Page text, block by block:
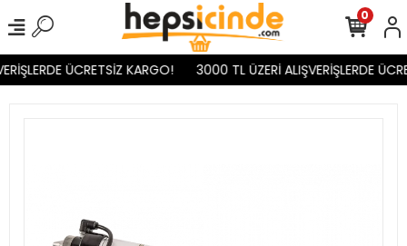
ÜCRETSİZ KARGO! 3000 TL ÜZERİ ALIŞVERİŞLERDE
0